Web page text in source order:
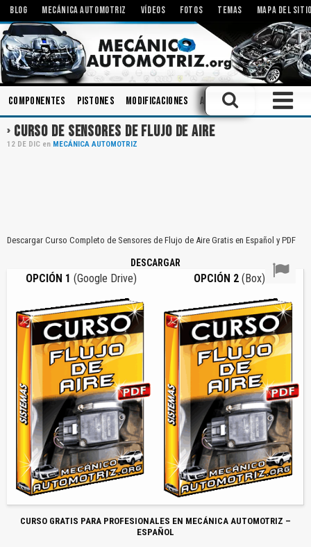
BLOG MECÁNICA AUTOMOTRIZ VÍDEOS FOTOS TEMAS MAPA DEL
Componentes Pistones Modificaciones Aceites Inyectores
CURSO DE SENSORES DE FLUJO DE AIRE
12 DE DIC en MECÁNICA AUTOMOTRIZ
Descargar Curso Completo de Sensores de Flujo de Aire Gratis en Español y PDF
DESCARGAR
OPCIÓN 1 (Google Drive) OPCIÓN 2(Box)
CURSO GRATIS PARA PROFESIONALES EN MECÁNICA AUTOMOTRIZ –
ESPAÑOL